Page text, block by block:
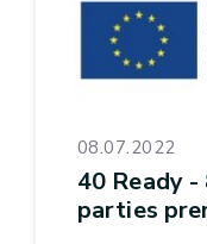
08.07.2022
40 Ready -
parties